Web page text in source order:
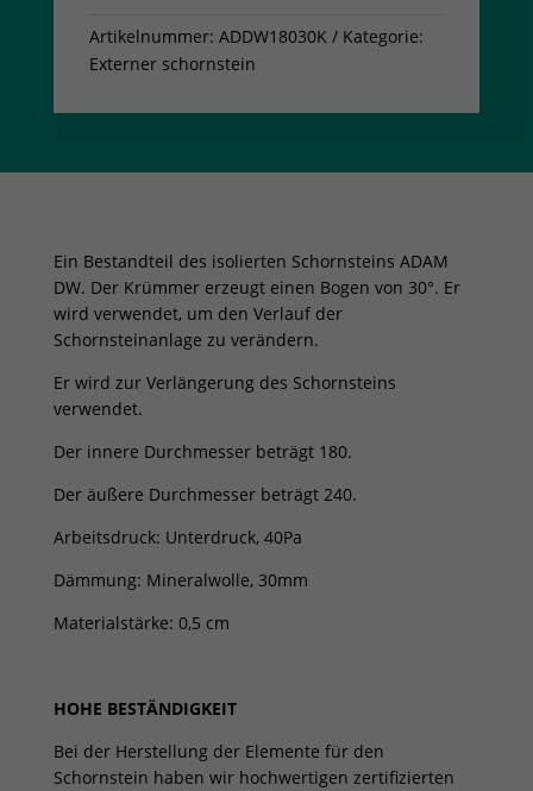
180
30°
Artikelnummer: ADDW18030K
Kategorie:
Externer schornstein
Ein Bestandteil des isolierten Schornsteins ADAM
DW. Der Krümmer erzeugt einen Bogen von 30°. Er
wird verwendet, um den Verlauf der
Schornsteinanlage zu verändern.
Er wird zur Verlängerung des Schornsteins
verwendet.
Der innere Durchmesser beträgt 180.
Der äußere Durchmesser beträgt 240.
Arbeitsdruck: Unterdruck, 40Pa
Dämmung: Mineralwolle, 30mm
Materialstärke: 0,5 cm
HOHE BESTÄNDIGKEIT
Bei der Herstellung der Elemente für den
Schornstein haben wir hochwertigen zertifizierten